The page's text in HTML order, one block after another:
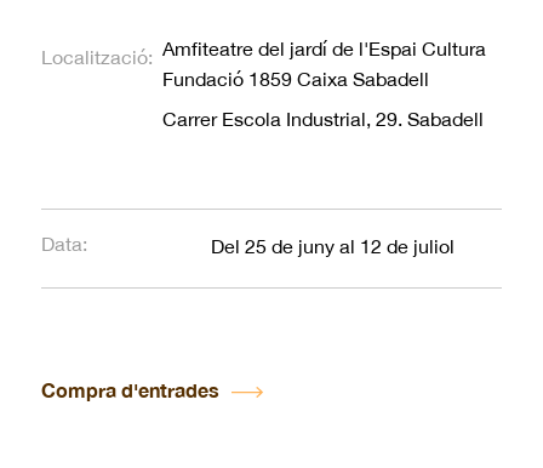
Localització: Amfiteatre del jardí de l'Espai Cultura
Fundació 1859 Caixa Sabadell
Carrer Escola Industrial, 29. Sabadell
Data: Del 25 de juny al 12 de juliol
Compra d'entrades